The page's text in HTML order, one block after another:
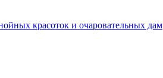
красоток и очаровательных дам